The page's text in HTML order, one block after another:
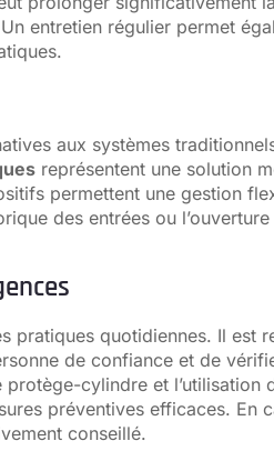
entretien régulier permet
aux systèmes
représentent une solution
permettent une gestion
des entrées ou
pratiques quotidiennes. Il est
de confiance et de
protège-cylindre et l’utilisation
préventives efficaces. En
conseillé.